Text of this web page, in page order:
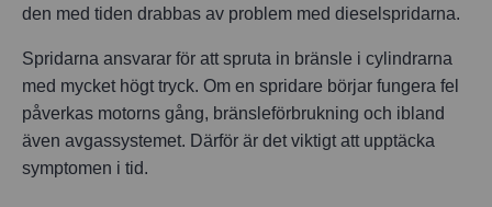
den med tiden drabbas av problem med dieselspridarna.
Spridarna ansvarar för att spruta in bränsle i cylindrarna
med mycket högt tryck. Om en spridare börjar fungera fel
påverkas motorns gång, bränsleförbrukning och ibland
även avgassystemet. Därför är det viktigt att upptäcka
symptomen i tid.